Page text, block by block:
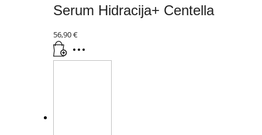
Serum Hidracija+ Centella
56,90€